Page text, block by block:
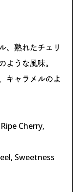
、熟れたチェリ
ような風味。
キャラメルのよ
Cherry,
Sweetness